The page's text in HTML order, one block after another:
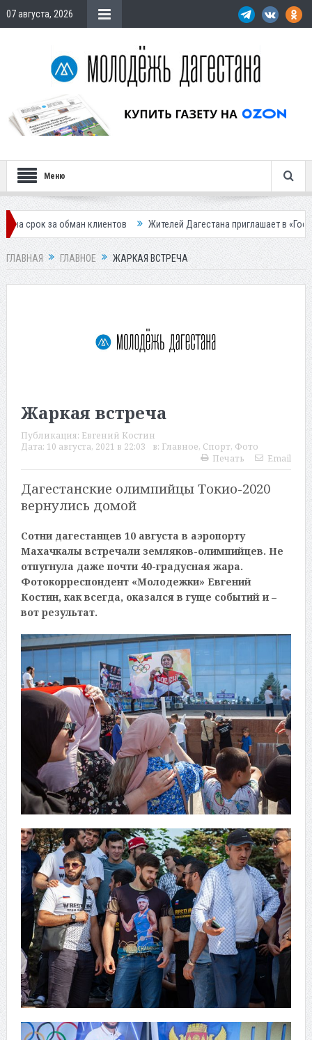
07 августа, 2026
Меню
Дагестана приглашает в «Госуслуги Дом» Приставы
ГЛАВНАЯ ГЛАВНОЕ ЖАРКАЯ ВСТРЕЧА
Жаркая встреча
Публикация: Евгений Костин
Дата: 10 августа, 2021 в 22:03 в: Главное, Спорт, Фото
Печать
Email
Дагестанские олимпийцы Токио-2020
вернулись домой
Сотни дагестанцев 10 августа в аэропорту
Махачкалы встречали земляков-олимпийцев. Не
отпугнула даже почти 40-градусная жара.
Фотокорреспондент «Молодежки» Евгений
Костин, как всегда, оказался в гуще событий и –
вот результат.